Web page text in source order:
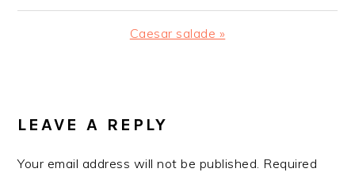
Post:
Next
Caesar salade »
INTERACTIONS
LEAVE A REPLY
Your email address will not be published. Required